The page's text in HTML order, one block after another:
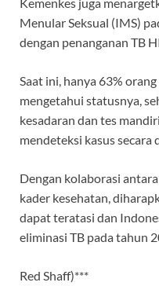
Menular Seksual (IMS)
dengan penanganan TB
Saat ini, hanya 63%
mengetahui statusnya,
kesadaran dan tes
mendeteksi kasus secara
Dengan kolaborasi
kader kesehatan,
dapat teratasi dan
eliminasi TB pada tahun
Red Shaff)***